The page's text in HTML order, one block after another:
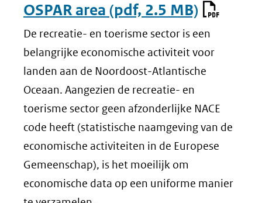
OSPAR area (pdf, 2.5 MB)
De recreatie- en toerisme sector is een
belangrijke economische activiteit voor
landen aan de Noordoost-Atlantische
Oceaan. Aangezien de recreatie- en
toerisme sector geen afzonderlijke NACE
code heeft (statistische naamgeving van de
economische activiteiten in de Europese
Gemeenschap), is het moeilijk om
economische data op een uniforme manier